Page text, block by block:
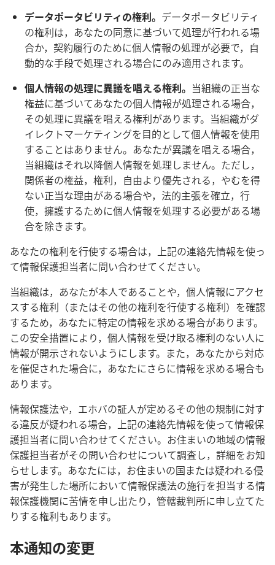
データポータビリティの権利。 データポータビリティ
の権利は，あなたの同意に基づいて処理が行われる場
合か，契約履行のために個人情報の処理が必要で，自
動的な手段で処理される場合にのみ適用されます。
個人情報の処理に異議を唱える権利。 当組織の正当な
権益に基づいてあなたの個人情報が処理される場合，
その処理に異議を唱える権利があります。当組織がダ
イレクトマーケティングを目的として個人情報を使用
することはありません。あなたが異議を唱える場合，
当組織はそれ以降個人情報を処理しません。ただし，
関係者の権益，権利，自由より優先される，やむを得
ない正当な理由がある場合や，法的主張を確立，行
使，擁護するために個人情報を処理する必要がある場
合を除きます。
あなたの権利を行使する場合は，上記の連絡先情報を使っ
て情報保護担当者に問い合わせてください。
当組織は，あなたが本人であることや，個人情報にアクセ
スする権利（またはその他の権利を行使する権利）を確認
するため，あなたに特定の情報を求める場合があります。
この安全措置により，個人情報を受け取る権利のない人に
情報が開示されないようにします。また，あなたから対応
を催促された場合に，あなたにさらに情報を求める場合も
あります。
情報保護法や，エホバの証人が定めるその他の規制に対す
る違反が疑われる場合，上記の連絡先情報を使って情報保
護担当者に問い合わせてください。お住まいの地域の情報
保護担当者がその問い合わせについて調査し，詳細をお知
らせします。あなたには，お住まいの国または疑われる侵
害が発生した場所において情報保護法の施行を担当する情
報保護機関に苦情を申し出たり，管轄裁判所に申し立てた
りする権利もあります。
本通知の変更